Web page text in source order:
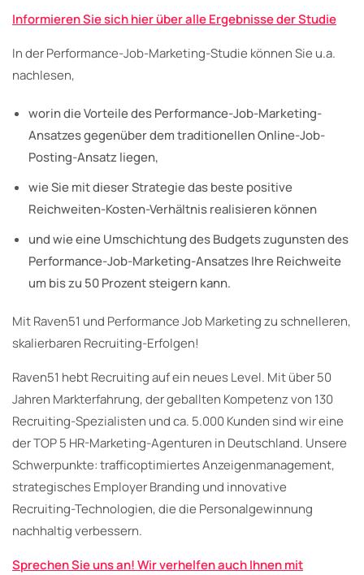
Informieren Sie sich hier über alle Ergebnisse der Studie
In der Performance-Job-Marketing-Studie können Sie u.a.
nachlesen,
worin die Vorteile des Performance-Job-Marketing-
Ansatzes gegenüber dem traditionellen Online-Job-
Posting-Ansatz liegen,
wie Sie mit dieser Strategie das beste positive
Reichweiten-Kosten-Verhältnis realisieren können
und wie eine Umschichtung des Budgets zugunsten des
Performance-Job-Marketing-Ansatzes Ihre Reichweite
um bis zu 50 Prozent steigern kann.
Mit Raven51 und Performance Job Marketing zu schnelleren,
skalierbaren Recruiting-Erfolgen!
Raven51 hebt Recruiting auf ein neues Level. Mit über 50
Jahren Markterfahrung, der geballten Kompetenz von 130
Recruiting-Spezialisten und ca. 5.000 Kunden sind wir eine
der TOP 5 HR-Marketing-Agenturen in Deutschland. Unsere
Schwerpunkte: trafficoptimiertes Anzeigenmanagement,
strategisches Employer Branding und innovative
Recruiting-Technologien, die die Personalgewinnung
nachhaltig verbessern.
Sprechen Sie uns an! Wir verhelfen auch Ihnen mit